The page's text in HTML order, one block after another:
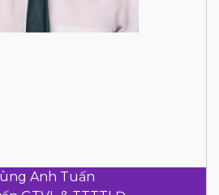
Anh Tuấn